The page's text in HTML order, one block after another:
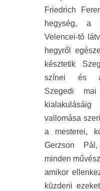
Friedrich
hegység, a
Velencei-tó
hegyről
késztetik
színei és
Szegedi
vallomása
a mesterei,
Gerzson
minden
amikor
küzdeni